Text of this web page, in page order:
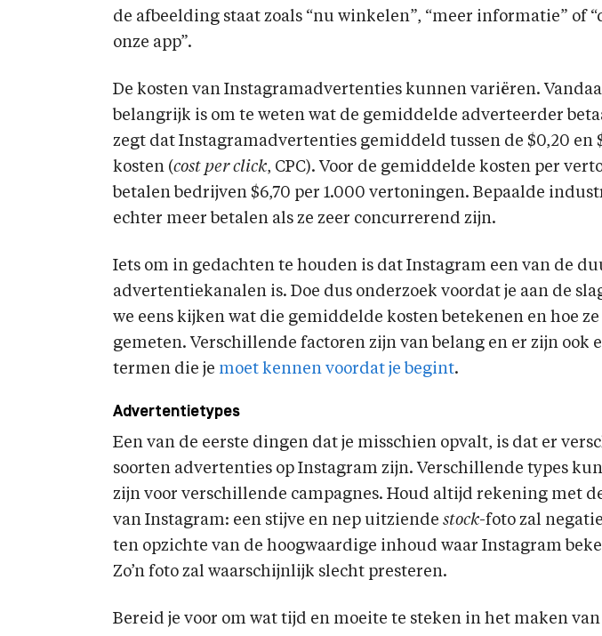
de afbeelding staat zoals “nu winkelen”, “meer informatie” of
onze app”.
De kosten van Instagramadvertenties kunnen variëren.
belangrijk is om te weten wat de gemiddelde adverteerder
zegt dat Instagramadvertenties gemiddeld tussen de $0,20 en
kosten (cost per click, CPC). Voor de gemiddelde kosten per
betalen bedrijven $6,70 per 1.000 vertoningen. Bepaalde
echter meer betalen als ze zeer concurrerend zijn.
Iets om in gedachten te houden is dat Instagram een van de
advertentiekanalen is. Doe dus onderzoek voordat je aan de
we eens kijken wat die gemiddelde kosten betekenen en hoe
gemeten. Verschillende factoren zijn van belang en er zijn ook
termen die je moet kennen voordat je begint.
Advertentietypes
Een van de eerste dingen dat je misschien opvalt, is dat er
soorten advertenties op Instagram zijn. Verschillende types
zijn voor verschillende campagnes. Houd altijd rekening met
van Instagram: een stijve en nep uitziende stock-foto zal
ten opzichte van de hoogwaardige inhoud waar Instagram
Zo’n foto zal waarschijnlijk slecht presteren.
Bereid je voor om wat tijd en moeite te steken in het maken